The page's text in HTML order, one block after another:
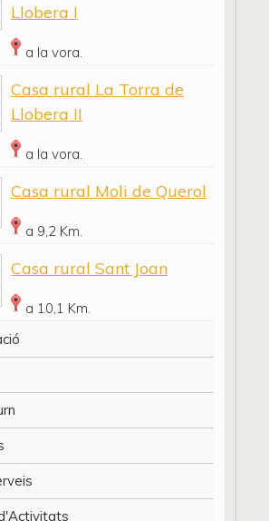
Llobera I
a la vora.
Casa rural La Torra de
Llobera II
a la vora.
Casa rural Moli de Querol
a 9,2 Km.
Casa rural Sant Joan
a 10,1 Km.